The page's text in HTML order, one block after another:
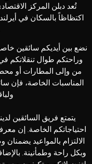
تُعد دبلن المركز
اكتظاظاً بالسكان في
نضع بين أيديكم سائقين
وراحتكم طوال تنقلاتكم
من وإلى المطارات أو
المناسبات الخاصة، فإن
يتمتع فريق السائقين
احتياجاتكم الخاصة. إن
الالتزام بالمواعيد
وبكل راحة وطمأنينة.